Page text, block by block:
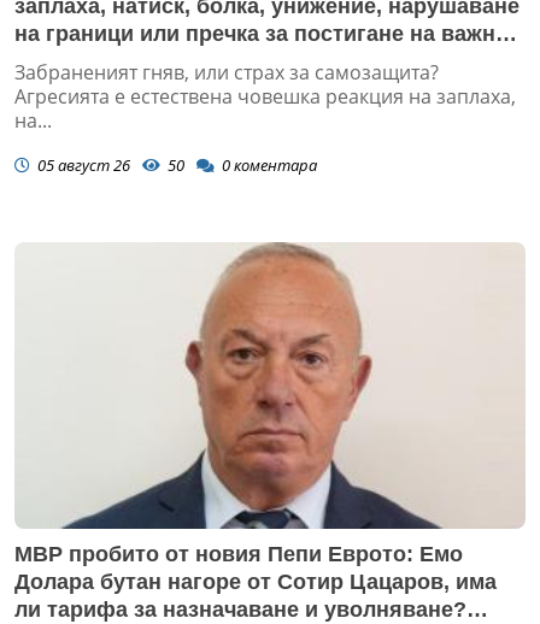
заплаха, натиск, болка, унижение, нарушаване
на граници или пречка за постигане на важна
цел
Забраненият гняв, или страх за самозащита?
Агресията е естествена човешка реакция на заплаха,
на...
05 август 26 50 0коментара
МВР пробито от новия Пепи Еврото: Емо
Долара бутан нагоре от Сотир Цацаров, има
ли тарифа за назначаване и уволняване?